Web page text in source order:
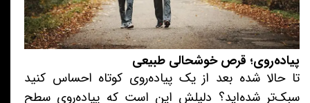
پیاده‌روی؛ قرص خوشحالی طبیعی
تا حالا شده بعد از یک پیاده‌روی کوتاه احساس کنید
سبک‌تر شده‌اید؟ دلیلش این است که پیاده‌روی سطح